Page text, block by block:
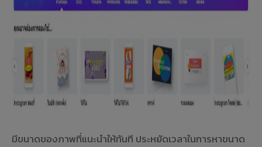
มีขนาดของภาพที่แนะนำให้ทันที ประหยัดเวลาในการหาขนาด